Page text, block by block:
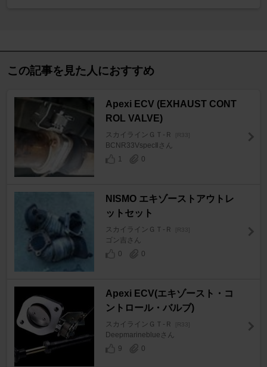
この記事を見た人におすすめ
Apexi ECV (EXHAUST CONT
ROL VALVE)
スカイラインＧＴ‐Ｒ [R33]
BCNR33VspecⅡさん
1
0
NISMO エキゾーストアウトレ
ットセット
スカイラインＧＴ‐Ｒ [R33]
ゴン吉さん
0
0
Apexi ECV(エキゾースト・コ
ントロール・バルブ)
スカイラインＧＴ‐Ｒ [R33]
Deepmarineblueさん
9
0